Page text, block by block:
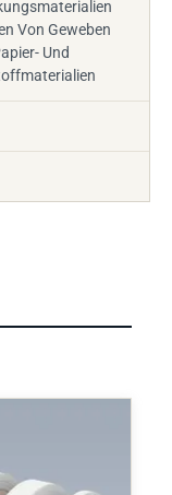
Von Geweben
Und